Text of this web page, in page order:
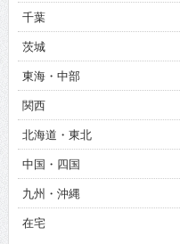
千葉
茨城
東海・中部
関西
北海道・東北
中国・四国
九州・沖縄
在宅